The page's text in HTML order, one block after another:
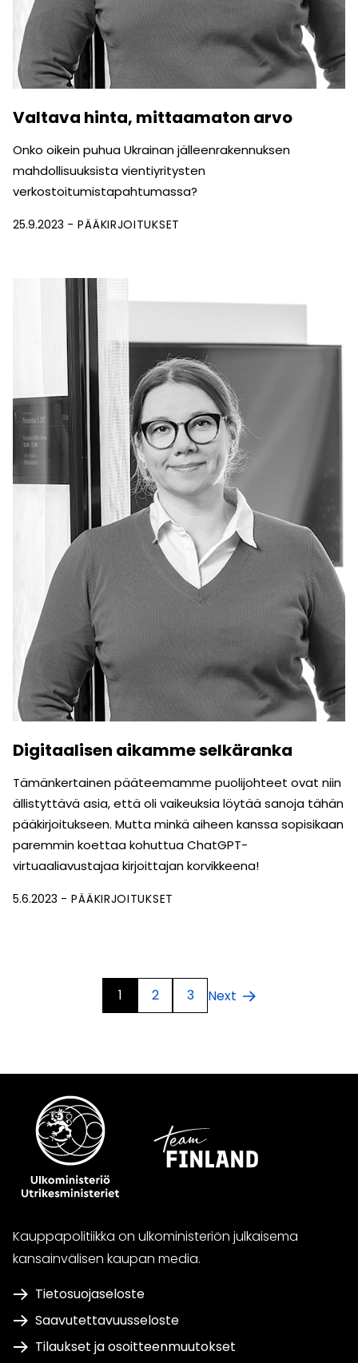
Valtava hinta, mittaamaton arvo
Onko oikein puhua Ukrainan jälleenrakennuksen
mahdolli­suuksista vientiyritysten
verkostoitumistapahtumassa?
25.9.2023 PÄÄKIRJOITUKSET
Digitaalisen aikamme selkäranka
Tämänkertainen pääteemamme puolijohteet ovat niin
ällistyttävä asia, että oli vaikeuksia löytää sanoja tähän
pääkirjoitukseen. Mutta minkä aiheen kanssa sopisikaan
paremmin koettaa kohuttua ChatGPT-
virtuaaliavustajaa kirjoittajan korvikkeena!
5.6.2023 PÄÄKIRJOITUKSET
1 2 3 Next
Kauppapolitiikka on ulkoministeriön julkaisema
kansainvälisen kaupan media.
Tietosuojaseloste
Saavutettavuusseloste
Tilaukset ja osoitteenmuutokset